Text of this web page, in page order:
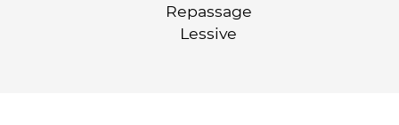
Repassage
Lessive